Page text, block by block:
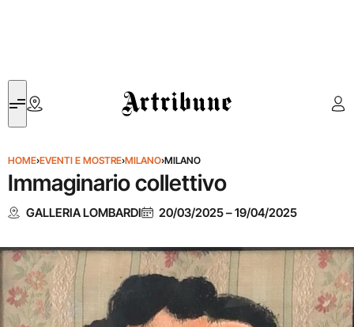
Artribune
HOME›EVENTI E MOSTRE›MILANO›MILANO
Immaginario collettivo
GALLERIA LOMBARDI 20/03/2025–19/04/2025